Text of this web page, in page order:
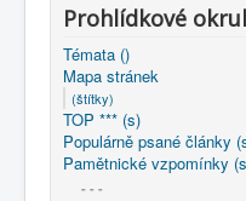
Prohlídkové
Témata ()
Mapa stránek
(štítky)
TOP *** (s)
Populárně psané články
Pamětnické vzpomínky
- - -